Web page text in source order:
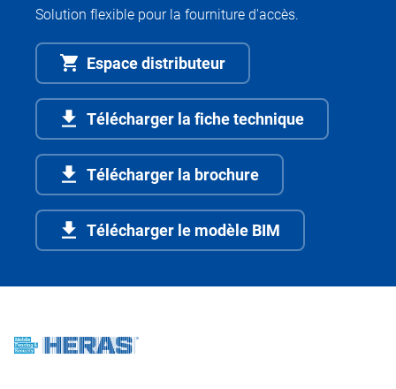
Solution flexible pour la fourniture d'accès.
Espace distributeur
Télécharger la fiche technique
Télécharger la brochure
Télécharger le modèle BIM